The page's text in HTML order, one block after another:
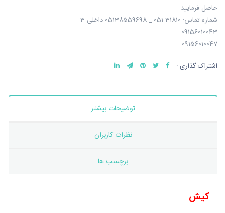
حاصل فرمایید
شماره تماس: 31810-051 _ 05138559698 داخلی 3
09156010043
09156010047
اشتراک گذاری :
توضیحات بیشتر
نظرات کاربران
برچسب ها
کیش